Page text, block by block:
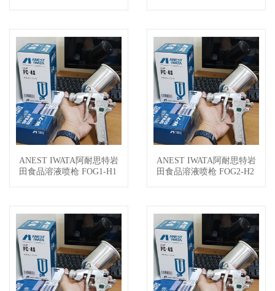
查看详情
ANEST IWATA阿耐思特岩
田食品溶液喷枪 FOG1-H1
查看详情
ANEST IWATA阿耐思特岩
田食品溶液喷枪 FOG2-H2